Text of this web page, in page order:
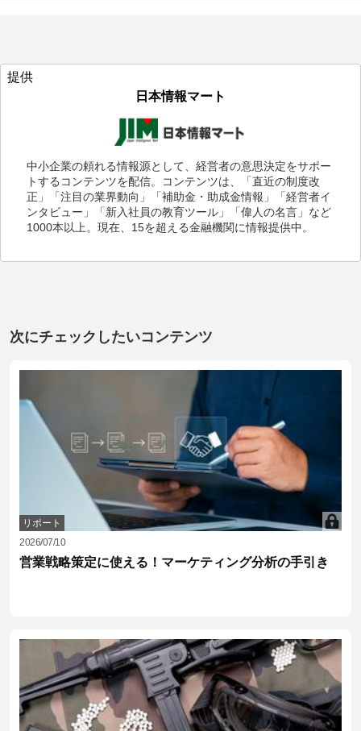
提供
日本情報マート
中小企業の頼れる情報源として、経営者の意思決定をサポー
トするコンテンツを配信。コンテンツは、「直近の制度改
正」「注目の業界動向」「補助金・助成金情報」「経営者イ
ンタビュー」「新入社員の教育ツール」「偉人の名言」など
1000本以上。現在、15を超える金融機関に情報提供中。
次にチェックしたいコンテンツ
リポート
2026/07/10
営業戦略策定に使える！マーケティング分析の手引き